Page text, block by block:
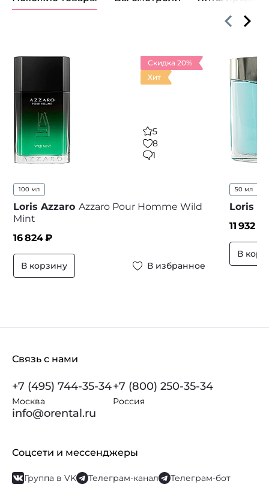
Скидка 20%
Хит
5
8
1
100 мл
Loris Azzaro Azzaro Pour Homme Wild
Mint
16 824₽
В корзину В избранное
50 мл
Loris
11 932
В
Связь с нами
+7 (495) 744-35-34
Москва
+7 (800) 250-35-34
Россия
info@orental.ru
Соцсети и мессенджеры
Группа в VK Телеграм-канал Телеграм-бот